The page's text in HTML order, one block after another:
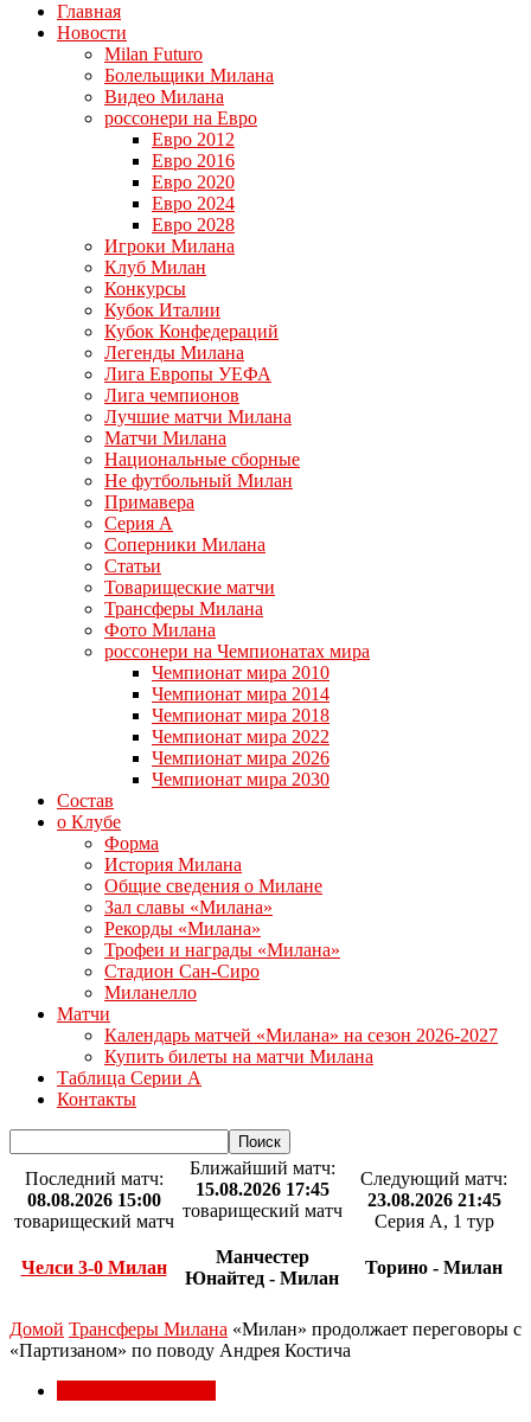
Главная
Новости
Milan Futuro
Болельщики Милана
Видео Милана
россонери на Евро
Евро 2012
Евро 2016
Евро 2020
Евро 2024
Евро 2028
Игроки Милана
Клуб Милан
Конкурсы
Кубок Италии
Кубок Конфедераций
Легенды Милана
Лига Европы УЕФА
Лига чемпионов
Лучшие матчи Милана
Матчи Милана
Национальные сборные
Не футбольный Милан
Примавера
Серия А
Соперники Милана
Статьи
Товарищеские матчи
Трансферы Милана
Фото Милана
россонери на Чемпионатах мира
Чемпионат мира 2010
Чемпионат мира 2014
Чемпионат мира 2018
Чемпионат мира 2022
Чемпионат мира 2026
Чемпионат мира 2030
Состав
о Клубе
Форма
История Милана
Общие сведения о Милане
Зал славы «Милана»
Рекорды «Милана»
Трофеи и награды «Милана»
Стадион Сан-Сиро
Миланелло
Матчи
Календарь матчей «Милана» на сезон 2026-2027
Купить билеты на матчи Милана
Таблица Серии А
Контакты
Последний матч:
08.08.2026 15:00
товарищеский матч
Челси 3-0 Милан
Ближайший матч:
15.08.2026 17:45
товарищеский матч
Манчестер
Юнайтед - Милан
Следующий матч:
23.08.2026 21:45
Серия А, 1 тур
Торино - Милан
Домой Трансферы Милана «Милан» продолжает переговоры с
«Партизаном» по поводу Андрея Костича